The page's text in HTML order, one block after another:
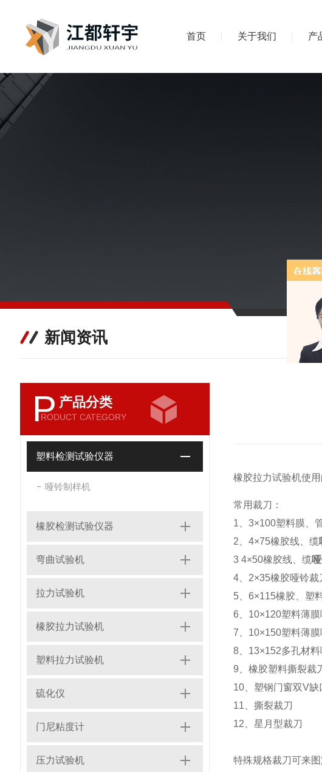
首页 关于我们 产
新闻资讯
P 产品分类
RODUCT CATEGORY
塑料检测试验仪器
哑铃制样机
橡胶检测试验仪器
弯曲试验机
拉力试验机
橡胶拉力试验机
塑料拉力试验机
硫化仪
门尼粘度计
压力试验机
橡胶拉力试验机使
常用裁刀：
1、3×100塑料膜、
2、4×75橡胶线、缆
3 4×50橡胶线、缆
4、2×35橡胶哑铃裁
5、6×115橡胶、塑
6、10×120塑料薄膜
7、10×150塑料薄膜
8、13×152多孔材料
9、橡胶塑料撕裂裁
10、塑钢门窗双V缺
11、撕裂裁刀
12、星月型裁刀
特殊规格裁刀可来